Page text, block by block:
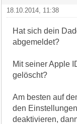
18.10.2014, 11:38
Hat sich dein
abgemeldet?
Mit seiner Apple
gelöscht?
Am besten auf
den
deaktivieren,